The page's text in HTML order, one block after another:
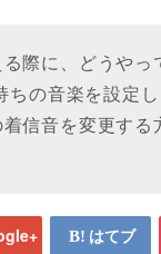
際に、どうや
の音楽を設定
信音を変更す
はてブ